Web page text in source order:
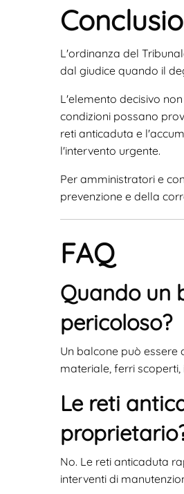
L'ordinanza del
dal giudice quando il
L'elemento decisivo
condizioni possano
reti anticaduta e
l'intervento urgente.
Per amministratori e
prevenzione e della
FAQ
Quando un
pericoloso?
Un balcone può
materiale, ferri
Le reti
No. Le reti anticaduta
interventi di